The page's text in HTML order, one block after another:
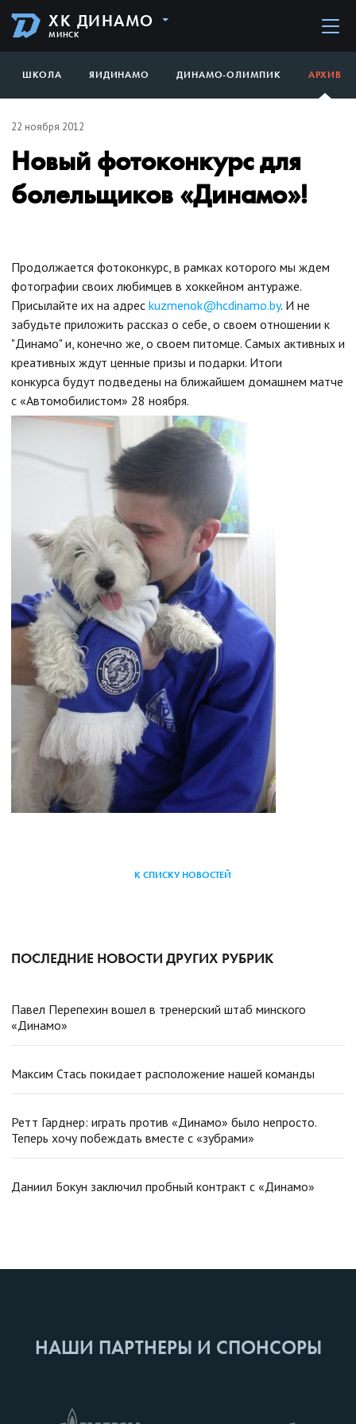
ХК ДИНАМО
МИНСК
ШКОЛА ЯИДИНАМО ДИНАМО-ОЛИМПИК АРХИВ
22 ноября 2012
Новый фотоконкурс для
болельщиков «Динамо»!
Продолжается фотоконкурс, в рамках которого мы ждем
фотографии своих любимцев в хоккейном антураже.
Присылайте их на адрес kuzmenok@hcdinamo.by. И не
забудьте приложить рассказ о себе, о своем отношении к
"Динамо" и, конечно же, о своем питомце. Самых активных и
креативных ждут ценные призы и подарки. Итоги
конкурса будут подведены на ближайшем домашнем матче
с «Автомобилистом» 28 ноября.
К СПИСКУ НОВОСТЕЙ
ПОСЛЕДНИЕ НОВОСТИ ДРУГИХ РУБРИК
Павел Перепехин вошел в тренерский штаб минского
«Динамо»
Максим Стась покидает расположение нашей команды
Ретт Гарднер: играть против «Динамо» было непросто.
Теперь хочу побеждать вместе с «зубрами»
Даниил Бокун заключил пробный контракт с «Динамо»
НАШИ ПАРТНЕРЫ И СПОНСОРЫ